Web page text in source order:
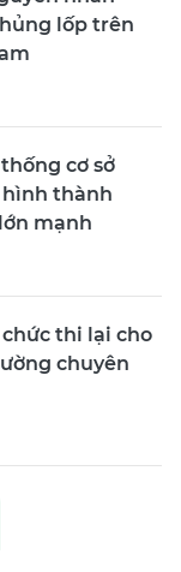
lốp trên
cơ sở
thành
mạnh
thi lại cho
chuyên